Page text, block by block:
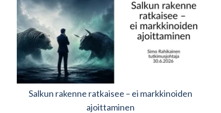
Salkun rakenne ratkaisee – ei markkinoiden
ajoittaminen